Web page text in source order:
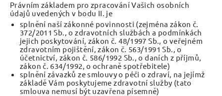
Právním základem pro zpracování Vašich osobních
údajů uvedených v bodu II. je
splnění naší zákonné povinnosti (zejména zákon č.
372/2011 Sb., o zdravotních službách a podmínkách
jejich poskytování, zákon č. 48/1997 Sb., o veřejném
zdravotním pojištění, zákon č. 563/1991 Sb., o
účetnictví, zákon č. 586/1992 Sb., o daních z příjmů,
zákon č. 634/1992, o ochraně spotřebitele)
splnění závazků ze smlouvy o péči o zdraví, na jejímž
základě Vám poskytujeme zdravotní služby (tato
smlouva nemusí být uzavřena písemně)